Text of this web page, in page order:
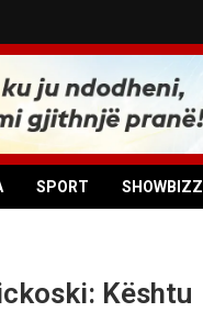
SPORT SHOWBIZZ
Kështu